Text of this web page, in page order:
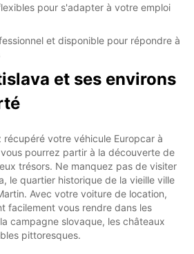
pour s'adapter à votre emploi
et disponible pour répondre à
et ses environs
récupéré votre véhicule Europcar à
pourrez partir à la découverte de
trésors. Ne manquez pas de visiter
le quartier historique de la vieille ville
Avec votre voiture de location,
facilement vous rendre dans les
campagne slovaque, les châteaux
pittoresques.